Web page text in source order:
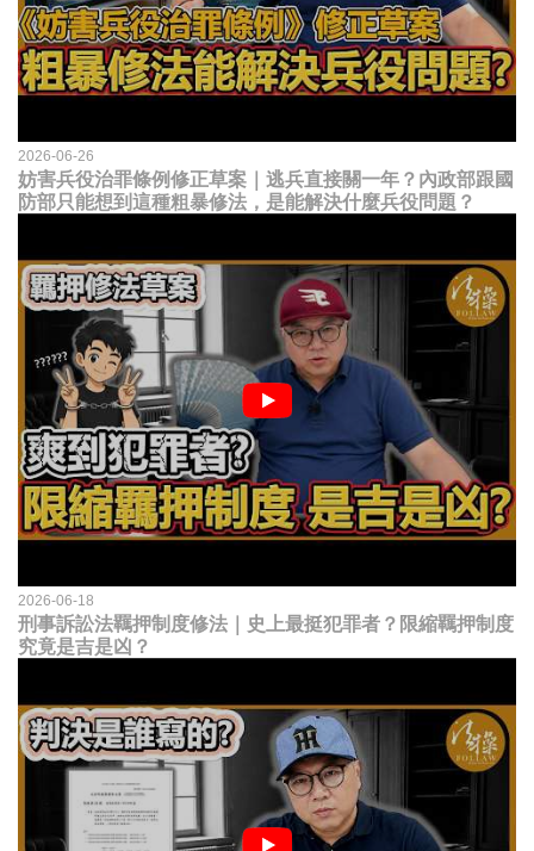
2026-06-26
妨害兵役治罪條例修正草案｜逃兵直接關一年？內政部跟國
防部只能想到這種粗暴修法，是能解決什麼兵役問題？
2026-06-18
刑事訴訟法羈押制度修法｜史上最挺犯罪者？限縮羈押制度
究竟是吉是凶？